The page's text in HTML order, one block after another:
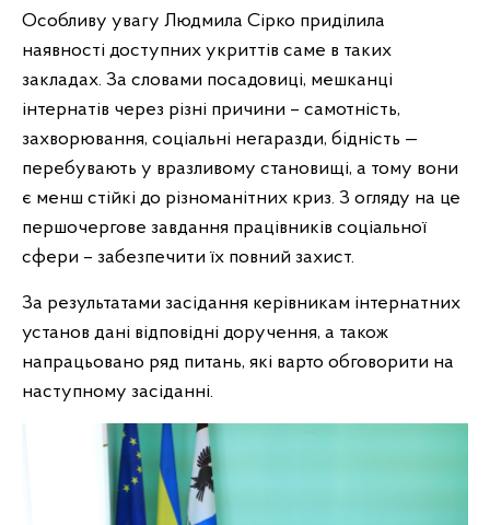
Особливу увагу Людмила Сірко приділила
наявності доступних укриттів саме в таких
закладах. За словами посадовиці, мешканці
інтернатів через різні причини – самотність,
захворювання, соціальні негаразди, бідність —
перебувають у вразливому становищі, а тому вони
є менш стійкі до різноманітних криз. З огляду на це
першочергове завдання працівників соціальної
сфери – забезпечити їх повний захист.
За результатами засідання керівникам інтернатних
установ дані відповідні доручення, а також
напрацьовано ряд питань, які варто обговорити на
наступному засіданні.